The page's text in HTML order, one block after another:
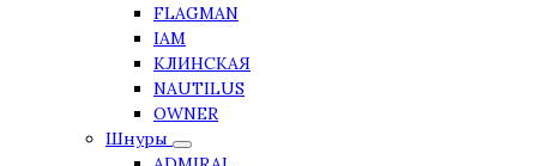
FLAGMAN
IAM
КЛИНСКАЯ
NAUTILUS
OWNER
Шнуры